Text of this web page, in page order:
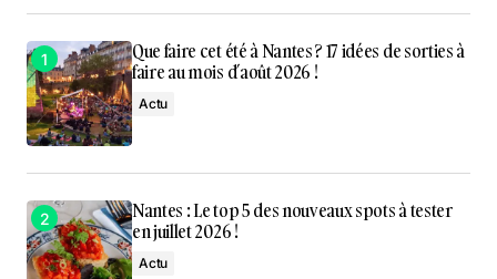
Que faire cet été à Nantes ? 17 idées de sorties à
faire au mois d’août 2026 !
Actu
Nantes : Le top 5 des nouveaux spots à tester
en juillet 2026 !
Actu